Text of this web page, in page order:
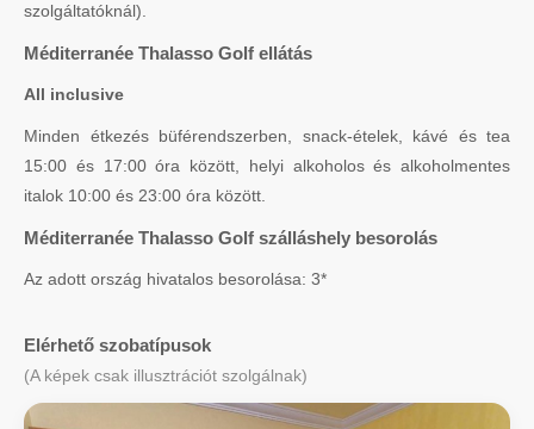
szolgáltatóknál).
Méditerranée Thalasso Golf ellátás
All inclusive
Minden étkezés büférendszerben, snack-ételek, kávé és tea
15:00 és 17:00 óra között, helyi alkoholos és alkoholmentes
italok 10:00 és 23:00 óra között.
Méditerranée Thalasso Golf szálláshely besorolás
Az adott ország hivatalos besorolása: 3*
Elérhető szobatípusok
(A képek csak illusztrációt szolgálnak)